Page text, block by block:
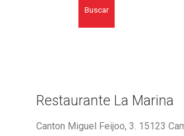
Buscar
Restaurante La Marina
Canton Miguel Feijoo, 3. 15123